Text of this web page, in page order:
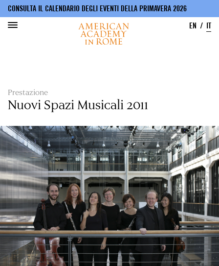
CONSULTA IL CALENDARIO DEGLI EVENTI DELLA PRIMAVERA 2026
EN
IT
Prestazione
Nuovi Spazi Musicali 2011